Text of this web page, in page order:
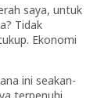
saya, untuk
Tidak
Ekonomi
ini seakan-